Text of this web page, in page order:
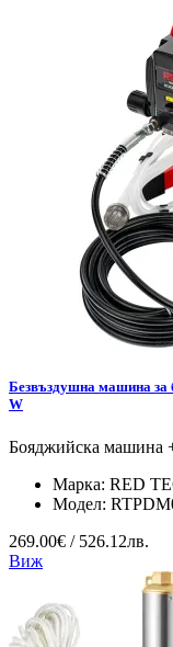
Безвъздушна машина за
W
Бояджийска машина
Марка: RED
Модел:
269.00€ / 526.12лв.
Виж